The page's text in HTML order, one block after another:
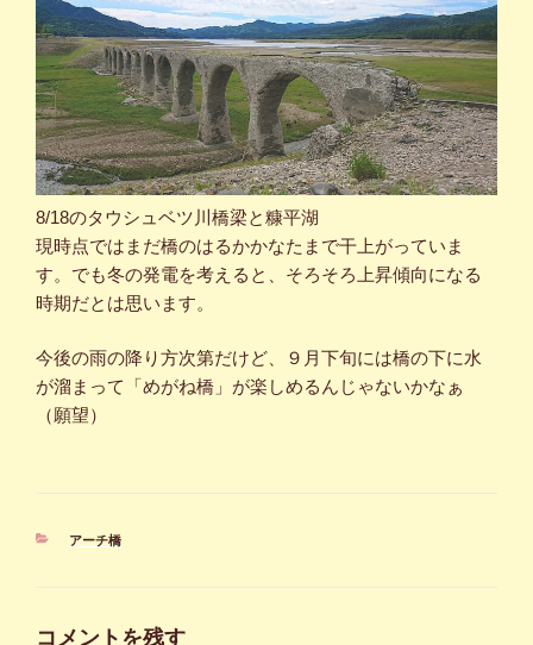
8/18のタウシュベツ川橋梁と糠平湖
現時点ではまだ橋のはるかかなたまで干上がっていま
す。でも冬の発電を考えると、そろそろ上昇傾向になる
時期だとは思います。
今後の雨の降り方次第だけど、９月下旬には橋の下に水
が溜まって「めがね橋」が楽しめるんじゃないかなぁ
（願望）
カ
アーチ橋
コメントを残す